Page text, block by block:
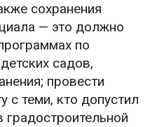
сохранения
— это должно
по
садов,
провести
с теми, кто допустил